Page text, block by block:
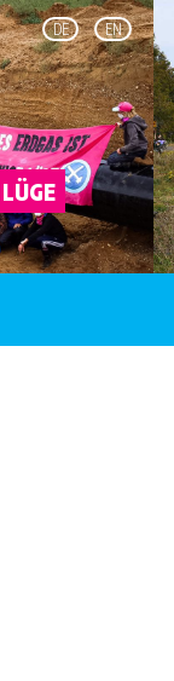
DE EN